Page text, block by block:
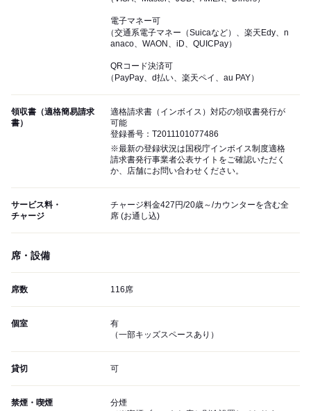
電子マネー可
（交通系電子マネー（Suicaなど）、楽天Edy、n
anaco、WAON、iD、QUICPay）
QRコード決済可
（PayPay、d払い、楽天ペイ、au PAY）
領収書（適格簡易請求
書）
適格請求書（インボイス）対応の領収書発行が
可能
登録番号：T2011101077486
※最新の登録状況は国税庁インボイス制度適格
請求書発行事業者公表サイトをご確認いただく
か、店舗にお問い合わせください。
サービス料・
チャージ
チャージ料金427円/20歳～/カウンターを含む全
席 (お通し込)
席・設備
席数 116席
個室
有
（一部キッズスペースあり）
貸切 可
禁煙・喫煙
分煙